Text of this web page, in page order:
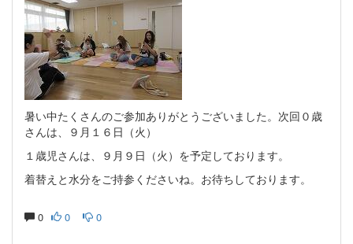
暑い中たくさんのご参加ありがとうございました。次回０歳
さんは、９月１６日（火）
１歳児さんは、９月９日（火）を予定しております。
着替えと水分をご持参くださいね。お待ちしております。
0 0 0